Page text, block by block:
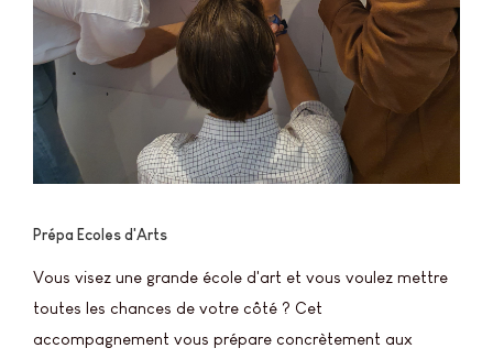
Prépa Ecoles d'Arts
Vous visez une grande école d'art et vous voulez mettre
toutes les chances de votre côté ? Cet
accompagnement vous prépare concrètement aux